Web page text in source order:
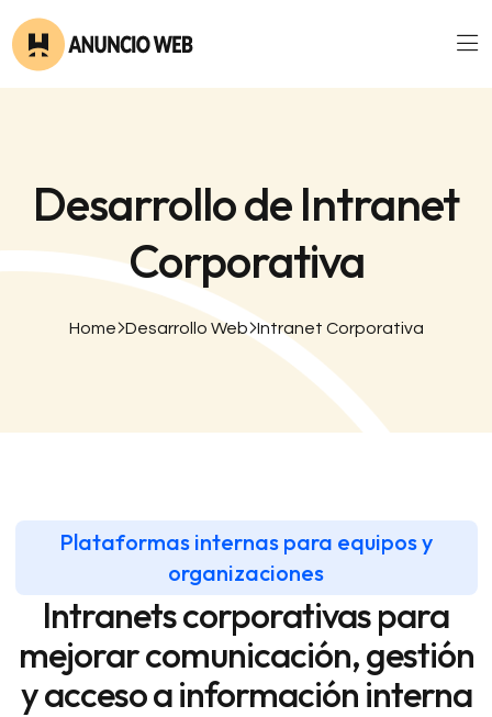
Desarrollo de Intranet
Corporativa
Home Desarrollo Web Intranet Corporativa
Plataformas internas para equipos y
organizaciones
Intranets corporativas para
mejorar comunicación, gestión
y acceso a información interna